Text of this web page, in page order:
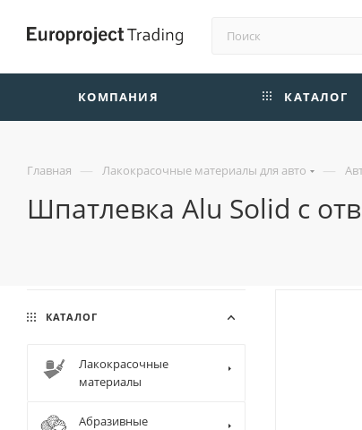
КОМПАНИЯ КАТАЛОГ
Главная — Лакокрасочные материалы для авто —
Шпатлевка Alu Solid с
КАТАЛОГ
Лакокрасочные
материалы
Абразивные